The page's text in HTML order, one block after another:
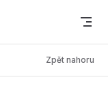
Zpět nahoru